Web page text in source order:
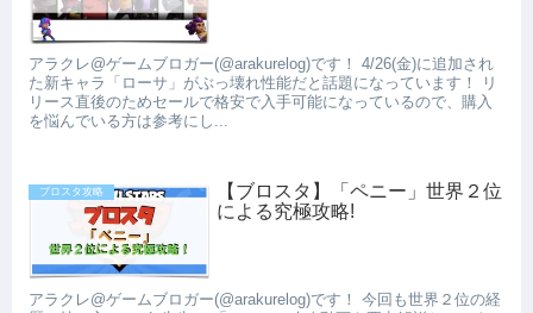
アラクレ@ゲームブロガー(@arakurelog)です！ 4/26(金)に追加され
た新キャラ「ローサ」がぶっ壊れ性能だと話題になっています！ リ
リース直後のためセールで格安で入手可能になっているので、購入
を悩んでいる方は参考にし...
ブロスタ攻略
【ブロスタ】「ペニー」世界２位
による究極攻略!
アラクレ@ゲームブロガー(@arakurelog)です！ 今回も世界２位の経